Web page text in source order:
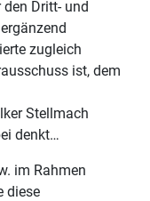
Dritt- und
zugleich
ist, dem
Stellmach
denkt…
im Rahmen
diese